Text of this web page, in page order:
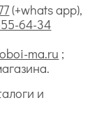
(+whats app),
64-34
ma.ru ;
и